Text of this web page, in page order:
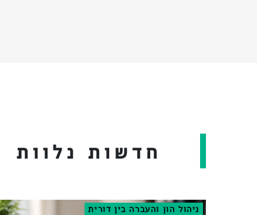
חדשות נלוות
ניהול הון והעברה בין דורית